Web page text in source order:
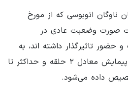
ناوگان اتوبوسی که از مورخ
صورت وضعیت عادی در
تاثیرگذار داشته اند، به
ازای هر سه هزار کیلومتر پیمایش معادل ۲ حلقه و حداکثر تا